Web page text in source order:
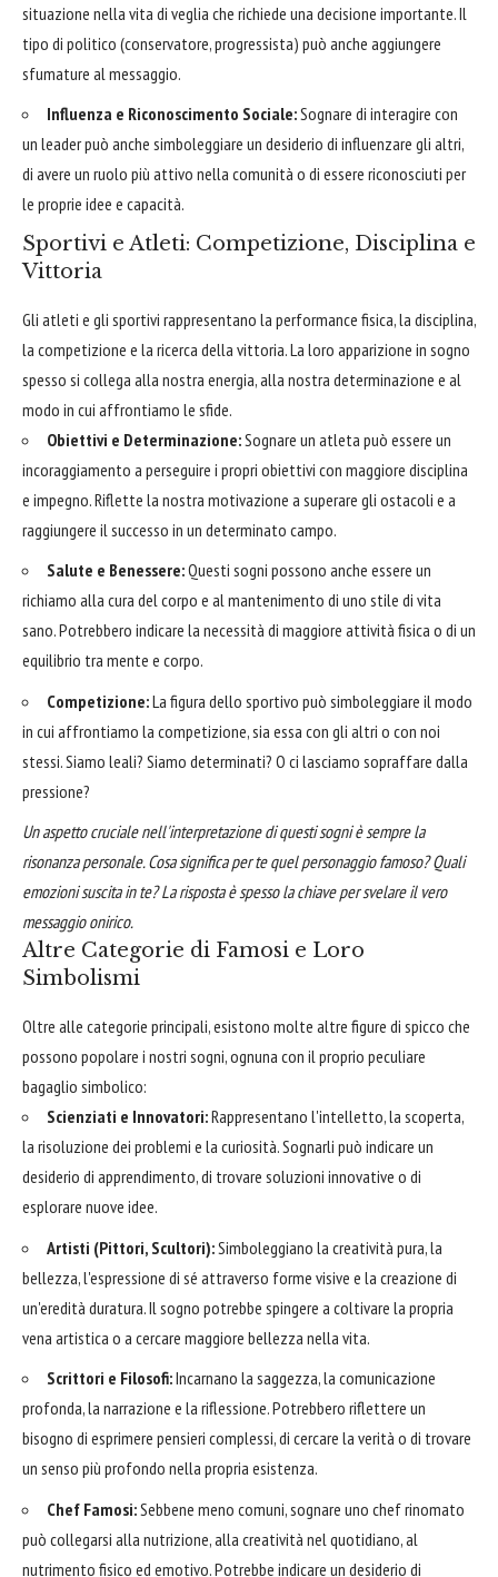
situazione nella vita di veglia che richiede una decisione importante. Il
tipo di politico (conservatore, progressista) può anche aggiungere
sfumature al messaggio.
Influenza e Riconoscimento Sociale:Sognare di interagire con
un leader può anche simboleggiare un desiderio di influenzare gli altri,
di avere un ruolo più attivo nella comunità o di essere riconosciuti per
le proprie idee e capacità.
Sportivi e Atleti: Competizione, Disciplina e
Vittoria
Gli atleti e gli sportivi rappresentano la performance fisica, la disciplina,
la competizione e la ricerca della vittoria. La loro apparizione in sogno
spesso si collega alla nostra energia, alla nostra determinazione e al
modo in cui affrontiamo le sfide.
Obiettivi e Determinazione:Sognare un atleta può essere un
incoraggiamento a perseguire i propri obiettivi con maggiore disciplina
e impegno. Riflette la nostra motivazione a superare gli ostacoli e a
raggiungere il successo in un determinato campo.
Salute e Benessere:Questi sogni possono anche essere un
richiamo alla cura del corpo e al mantenimento di uno stile di vita
sano. Potrebbero indicare la necessità di maggiore attività fisica o di un
equilibrio tra mente e corpo.
Competizione:La figura dello sportivo può simboleggiare il modo
in cui affrontiamo la competizione, sia essa con gli altri o con noi
stessi. Siamo leali? Siamo determinati? O ci lasciamo sopraffare dalla
pressione?
Un aspetto cruciale nell'interpretazione di questi sogni è sempre la
risonanza personale. Cosa significaper tequel personaggio famoso? Quali
emozioni suscita in te? La risposta è spesso la chiave per svelare il vero
messaggio onirico.
Altre Categorie di Famosi e Loro
Simbolismi
Oltre alle categorie principali, esistono molte altre figure di spicco che
possono popolare i nostri sogni, ognuna con il proprio peculiare
bagaglio simbolico:
Scienziati e Innovatori:Rappresentano l'intelletto, la scoperta,
la risoluzione dei problemi e la curiosità. Sognarli può indicare un
desiderio di apprendimento, di trovare soluzioni innovative o di
esplorare nuove idee.
Artisti (Pittori, Scultori):Simboleggiano la creatività pura, la
bellezza, l'espressione di sé attraverso forme visive e la creazione di
un'eredità duratura. Il sogno potrebbe spingere a coltivare la propria
vena artistica o a cercare maggiore bellezza nella vita.
Scrittori e Filosofi:Incarnano la saggezza, la comunicazione
profonda, la narrazione e la riflessione. Potrebbero riflettere un
bisogno di esprimere pensieri complessi, di cercare la verità o di trovare
un senso più profondo nella propria esistenza.
Chef Famosi:Sebbene meno comuni, sognare uno chef rinomato
può collegarsi alla nutrizione, alla creatività nel quotidiano, al
nutrimento fisico ed emotivo. Potrebbe indicare un desiderio di